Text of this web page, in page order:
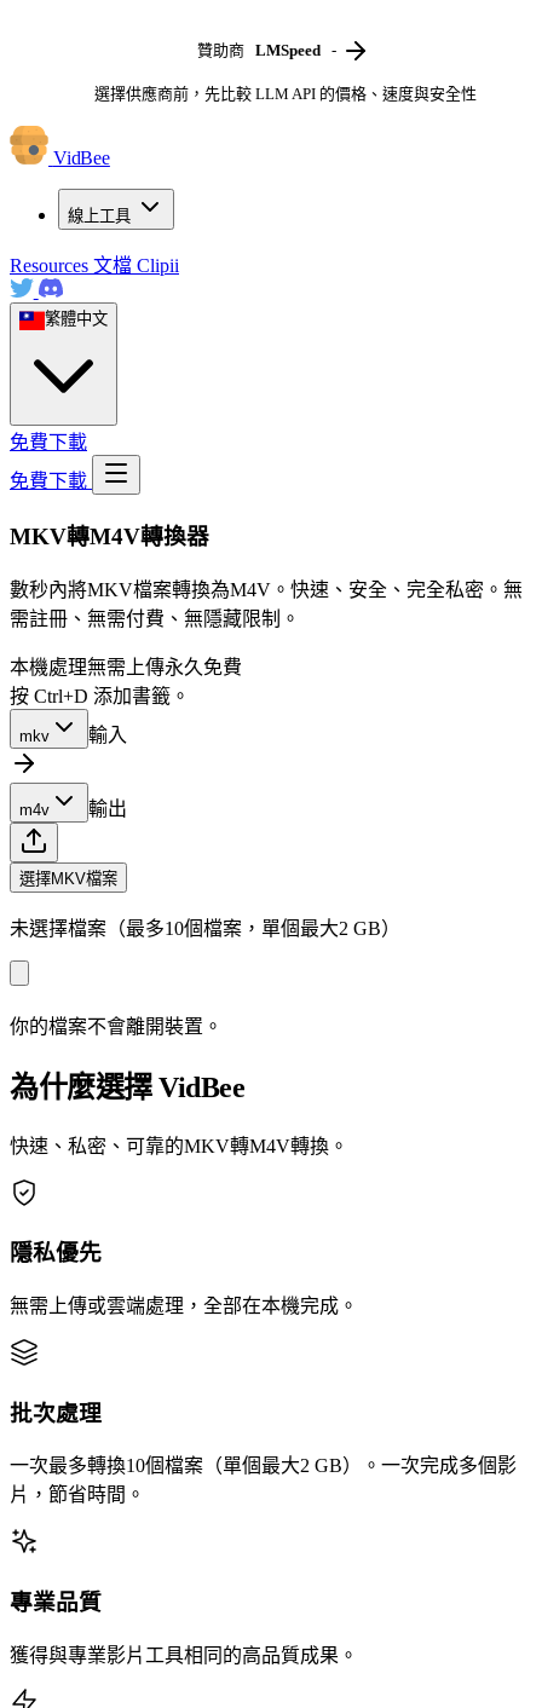
贊助商 LMSpeed -
選擇供應商前，先比較 LLM API 的價格、速度與安全性
VidBee
線上工具
Resources 文檔 Clipii
繁體中文
免費下載
免費下載
MKV轉M4V轉換器
數秒內將MKV檔案轉換為M4V。快速、安全、完全私密。無
需註冊、無需付費、無隱藏限制。
本機處理無需上傳永久免費
按 Ctrl+D 添加書籤。
mkv 輸入
m4v 輸出
選擇MKV檔案
未選擇檔案（最多10個檔案，單個最大2 GB）
你的檔案不會離開裝置。
為什麼選擇 VidBee
快速、私密、可靠的MKV轉M4V轉換。
隱私優先
無需上傳或雲端處理，全部在本機完成。
批次處理
一次最多轉換10個檔案（單個最大2 GB）。一次完成多個影
片，節省時間。
專業品質
獲得與專業影片工具相同的高品質成果。